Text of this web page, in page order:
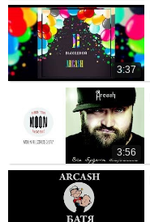
3:37
3:56